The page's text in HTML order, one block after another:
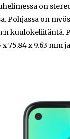
on
Pohjassa on
kuulokeliitäntä.
75.84 x 9.63 mm